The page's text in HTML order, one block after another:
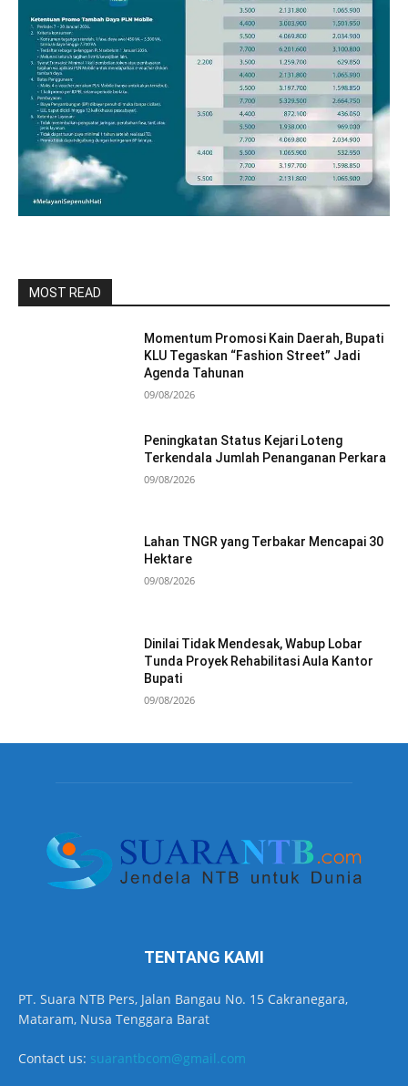
MOST READ
Momentum Promosi Kain Daerah, Bupati
KLU Tegaskan “Fashion Street” Jadi
Agenda Tahunan
09/08/2026
Peningkatan Status Kejari Loteng
Terkendala Jumlah Penanganan Perkara
09/08/2026
Lahan TNGR yang Terbakar Mencapai 30
Hektare
09/08/2026
Dinilai Tidak Mendesak, Wabup Lobar
Tunda Proyek Rehabilitasi Aula Kantor
Bupati
09/08/2026
TENTANG KAMI
PT. Suara NTB Pers, Jalan Bangau No. 15 Cakranegara,
Mataram, Nusa Tenggara Barat
Contact us: suarantbcom@gmail.com